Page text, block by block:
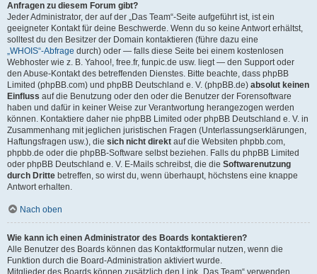
Anfragen zu diesem Forum gibt?
Jeder Administrator, der auf der „Das Team“-Seite aufgeführt ist, ist ein
geeigneter Kontakt für deine Beschwerde. Wenn du so keine Antwort erhältst,
solltest du den Besitzer der Domain kontaktieren (führe dazu eine
„WHOIS“-Abfrage durch) oder — falls diese Seite bei einem kostenlosen
Webhoster wie z. B. Yahoo!, free.fr, funpic.de usw. liegt — den Support oder
den Abuse-Kontakt des betreffenden Dienstes. Bitte beachte, dass phpBB
Limited (phpBB.com) und phpBB Deutschland e. V. (phpBB.de) absolut keinen
Einfluss auf die Benutzung oder den oder die Benutzer der Forensoftware
haben und dafür in keiner Weise zur Verantwortung herangezogen werden
können. Kontaktiere daher nie phpBB Limited oder phpBB Deutschland e. V. in
Zusammenhang mit jeglichen juristischen Fragen (Unterlassungserklärungen,
Haftungsfragen usw.), die sich nicht direkt auf die Websiten phpbb.com,
phpbb.de oder die phpBB-Software selbst beziehen. Falls du phpBB Limited
oder phpBB Deutschland e. V. E-Mails schreibst, die die Softwarenutzung
durch Dritte betreffen, so wirst du, wenn überhaupt, höchstens eine knappe
Antwort erhalten.
Nach oben
Wie kann ich einen Administrator des Boards kontaktieren?
Alle Benutzer des Boards können das Kontaktformular nutzen, wenn die
Funktion durch die Board-Administration aktiviert wurde.
Mitglieder des Boards können zusätzlich den Link „Das Team“ verwenden.